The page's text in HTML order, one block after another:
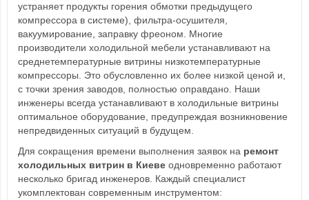
устраняет продукты горения обмотки предыдущего
компрессора в системе), фильтра-осушителя,
вакуумирование, заправку фреоном. Многие
производители холодильной мебели устанавливают на
среднетемпературные витрины низкотемпературные
компрессоры. Это обусловленно их более низкой ценой и,
с точки зрения заводов, полностью оправдано. Наши
инженеры всегда устанавливают в холодильные витрины
оптимальное оборудование, предупреждая возникновение
непредвиденных ситуаций в будущем.
Для сокращения времени выполнения заявок на ремонт
холодильных витрин в Киеве одновременно работают
несколько бригад инженеров. Каждый специалист
укомплектован современным инструментом: